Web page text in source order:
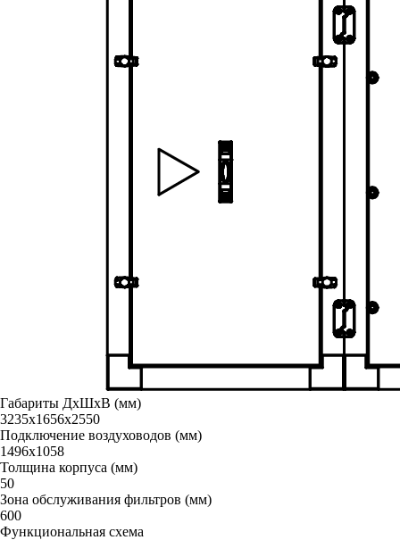
Габариты ДxШxВ (мм)
3235х1656х2550
Подключение воздуховодов (мм)
1496x1058
Толщина корпуса (мм)
50
Зона обслуживания фильтров (мм)
600
Функциональная схема